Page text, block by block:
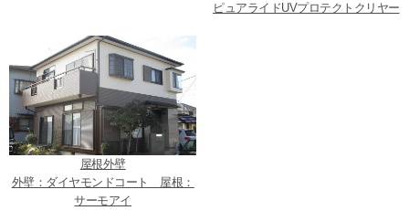
ピュアライドUVプロテクトクリヤー
屋根外壁
外壁：ダイヤモンドコート 屋根：
サーモアイ